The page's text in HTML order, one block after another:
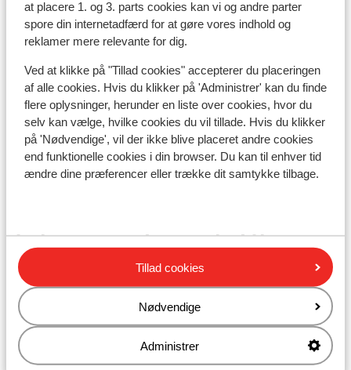
at placere 1. og 3. parts cookies kan vi og andre parter
spore din internetadfærd for at gøre vores indhold og
reklamer mere relevante for dig.
Ved at klikke på "Tillad cookies" accepterer du placeringen
af alle cookies. Hvis du klikker på 'Administrer' kan du finde
flere oplysninger, herunder en liste over cookies, hvor du
selv kan vælge, hvilke cookies du vil tillade. Hvis du klikker
på 'Nødvendige', vil der ikke blive placeret andre cookies
end funktionelle cookies i din browser. Du kan til enhver tid
ændre dine præferencer eller trække dit samtykke tilbage.
Tillad cookies
Nødvendige
Administrer
Nærmeste restaurant ca. 200 meter
Liftkort/skileje/undervisning
Liftkort
Undervisning
Andre overnatningssteder i Alpe
d'Huez Grand Domaine Ski
Résidence Daria-I Nor
Hotel Au Chamois d'Or